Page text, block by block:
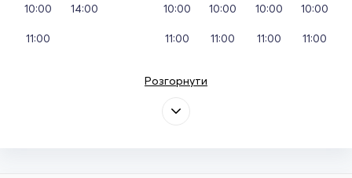
10:00
11:00
14:00 10:00
11:00
10:00
11:00
10:00
11:00
10:00
11:00
Розгорнути